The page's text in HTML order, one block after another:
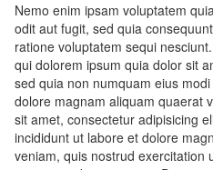
Nemo enim ipsam voluptatem
odit aut fugit, sed quia
ratione voluptatem sequi
qui dolorem ipsum quia dolor sit
sed quia non numquam eius
dolore magnam aliquam quaerat
sit amet, consectetur adipisicing
incididunt ut labore et dolore
veniam, quis nostrud exercitation